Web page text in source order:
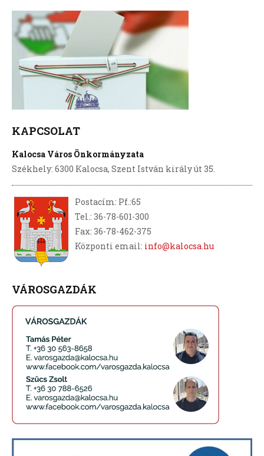
KAPCSOLAT
Kalocsa Város Önkormányzata
Székhely: 6300 Kalocsa, Szent István király út 35.
Postacím: Pf.:65
Tel.: 36-78-601-300
Fax: 36-78-462-375
Központi email: info@kalocsa.hu
VÁROSGAZDÁK